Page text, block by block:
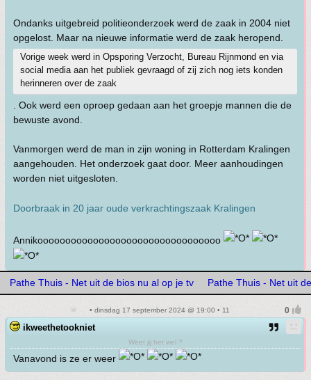
Ondanks uitgebreid politieonderzoek werd de zaak in 2004 niet
opgelost. Maar na nieuwe informatie werd de zaak heropend.
Vorige week werd in Opsporing Verzocht, Bureau Rijnmond en via
social media aan het publiek gevraagd of zij zich nog iets konden
herinneren over de zaak
. Ook werd een oproep gedaan aan het groepje mannen die de
bewuste avond.
Vanmorgen werd de man in zijn woning in Rotterdam Kralingen
aangehouden. Het onderzoek gaat door. Meer aanhoudingen
worden niet uitgesloten.
Doorbraak in 20 jaar oude verkrachtingszaak Kralingen
Annikooooooooooooooooooooooooooooooooo
Pathe Thuis - Net uit de bios nu al op je tv Pathe Thuis - Net uit
• dinsdag 17 september 2024 @ 19:00 • 11
ikweethetookniet
Weet jij het wel ?
Vanavond is ze er weer